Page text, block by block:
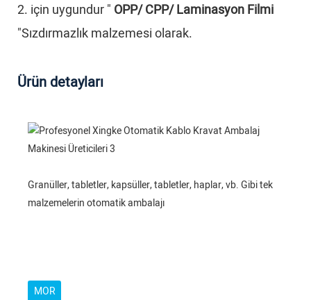
2. için uygundur " OPP/ CPP/ Laminasyon Filmi
"Sızdırmazlık malzemesi olarak.
Ürün detayları
Granüller, tabletler, kapsüller, tabletler, haplar, vb. Gibi tek
malzemelerin otomatik ambalajı
MOR